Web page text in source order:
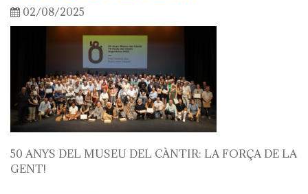
02/08/2025
50 ANYS DEL MUSEU DEL CÀNTIR: LA FORÇA DE LA
GENT!